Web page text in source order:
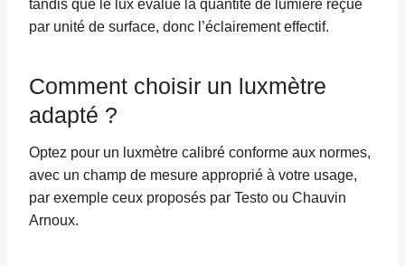
tandis que le lux évalue la quantité de lumière reçue
par unité de surface, donc l’éclairement effectif.
Comment choisir un luxmètre
adapté ?
Optez pour un luxmètre calibré conforme aux normes,
avec un champ de mesure approprié à votre usage,
par exemple ceux proposés par Testo ou Chauvin
Arnoux.